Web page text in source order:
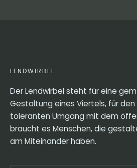
LENDWIRBEL
Der Lendwirbel steht für eine
Gestaltung eines Viertels, für den
toleranten Umgang mit dem
braucht es Menschen, die
am Miteinander haben.